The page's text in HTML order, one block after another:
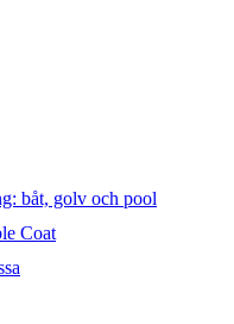
båt, golv och pool
Coat